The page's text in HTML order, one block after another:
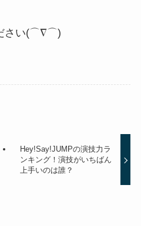
さい(⌒∇⌒)
Hey!Say!JUMPの演技力ラ
ンキング！演技がいちばん
上手いのは誰？